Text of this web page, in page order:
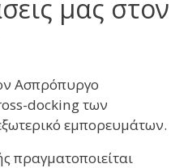
μας στον
Ασπρόπυργο
docking των
εμπορευμάτων.
πραγματοποιείται